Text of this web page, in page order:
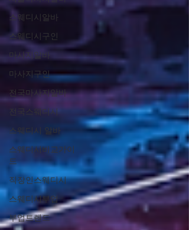
스웨디시알바
스웨디시구인
마사지알바
마사지구인
전국마사지알바
전국스웨디시
스웨디시 알바
스웨디시비교가이
드
직장인스웨디시
스웨디시부업
부업트렌드